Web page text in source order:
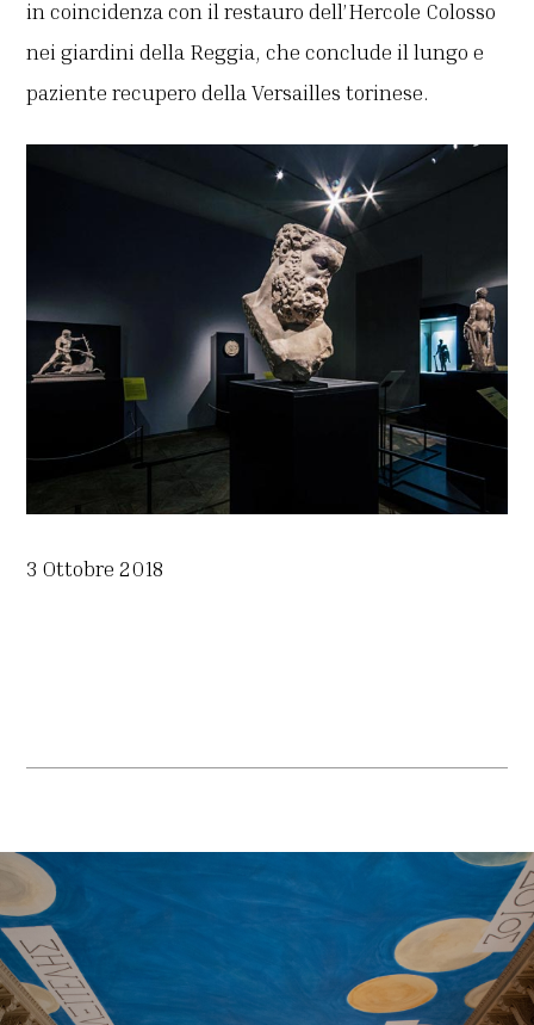
in coincidenza con il restauro dell’Hercole Colosso
nei giardini della Reggia, che conclude il lungo e
paziente recupero della Versailles torinese.
3 Ottobre 2018